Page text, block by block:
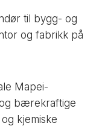
til bygg- og
og fabrikk på
Mapei-
bærekraftige
kjemiske